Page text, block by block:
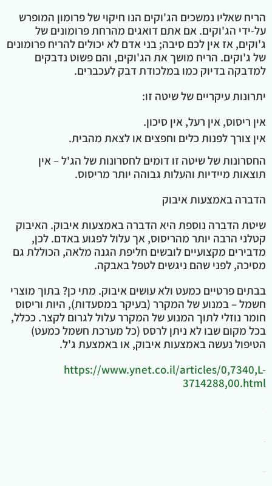
הריח שאליו נמשכים הג'וקים הנו חיקוי של פרומון המופרש
על-ידי הג'וקים. אם אתם דואגים מהרחת פרומונים של
ג'וקים, אז אין לכם סיבה; בני אדם לא יכולים להריח פרומונים
של ג'וקים. הריח מושך את הג'וקים, והם פשוט נדבקים
למדבקה בדיוק כמו במלכודת דבק לעכברים.
יתרונות עיקריים של שיטה זו:
אין ריסוס, אין רעל, אין סיכון.
אין צורך לפנות כלים וחפצים או לצאת מהבית.
החסרונות של שיטה זו דומים לחסרונות של הג'ל – אין
תוצאות מיידיות והעלות גבוהה יותר מריסוס.
הדברה באמצעות איבוק
שיטת הדברה נוספת היא הדברה באמצעות איבוק. האיבוק
קטלני הרבה יותר מהריסוס, אך עלול לפגוע באדם. לכן,
מדבירים מקצועיים לובשים חליפת הגנה מלאה, הכוללת גם
מסיכה, לפני שהם ניגשים לטפל באבקה.
בבתים פרטיים כמעט ולא עושים איבוק. מתי כן? בתוך מוצרי
חשמל – במנוע של המקרר (בעיקר במסעדות), היות וריסוס
חומר נוזלי לתוך המנוע של המקרר עלול לגרום לקצר. ככלל,
בכל מקום שבו לא ניתן לרסס (כל מערכת חשמל כמעט)
הטיפול נעשה באמצעות איבוק, או באמצעת ג'ל.
https://www.ynet.co.il/articles/0,7340,L-
3714288,00.html